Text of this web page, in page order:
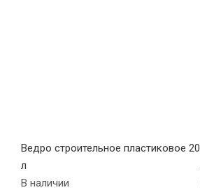
Ведро строительное пластиковое 20
л
В наличии